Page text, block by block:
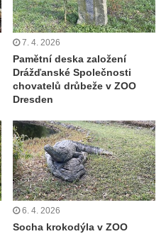
7. 4. 2026
Pamětní deska založení
Drážďanské Společnosti
chovatelů drůbeže v ZOO
Dresden
6. 4. 2026
Socha krokodýla v ZOO